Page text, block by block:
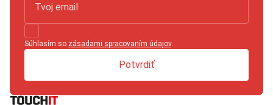
Súhlasím so zásadami spracovaním údajov.
Potvrdiť